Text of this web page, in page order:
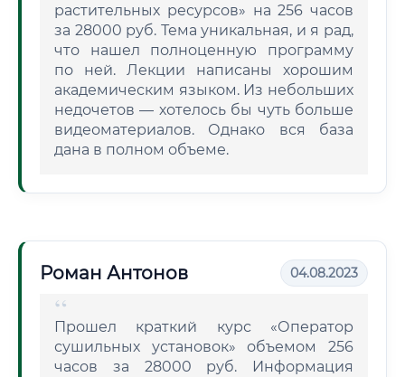
растительных ресурсов» на 256 часов
за 28000 руб. Тема уникальная, и я рад,
что нашел полноценную программу
по ней. Лекции написаны хорошим
академическим языком. Из небольших
недочетов — хотелось бы чуть больше
видеоматериалов. Однако вся база
дана в полном объеме.
Роман Антонов 04.08.2023
Прошел краткий курс «Оператор
сушильных установок» объемом 256
часов за 28000 руб. Информация